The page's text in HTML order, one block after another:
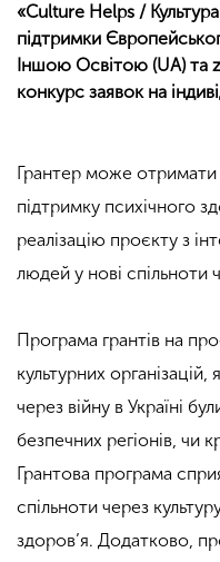
«Culture Helps /
підтримки
Іншою Освітою (UA) та
конкурс заявок на
Грантер може отримати
підтримку психічного
реалізацію проєкту з
людей у нові спільноти
Програма грантів на
культурних
через війну в Україні
безпечних регіонів, чи
Грантова програма
спільноти через
здоров’я. Додатково,